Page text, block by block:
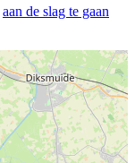
aan de slag te gaan